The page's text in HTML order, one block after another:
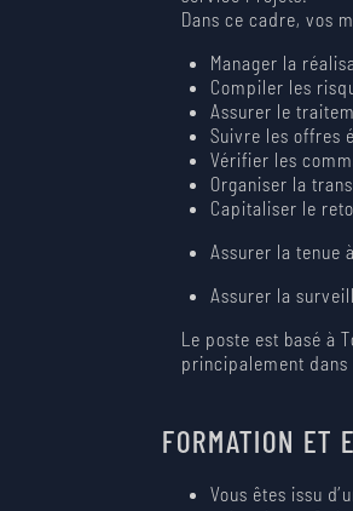
Dans ce cadre, vos
Manager la
Compiler les
Assurer le
Suivre les offres
Vérifier les
Organiser la
Capitaliser le
Assurer la tenue
Assurer la
Le poste est basé à
principalement dans
FORMATION ET
Vous êtes issu